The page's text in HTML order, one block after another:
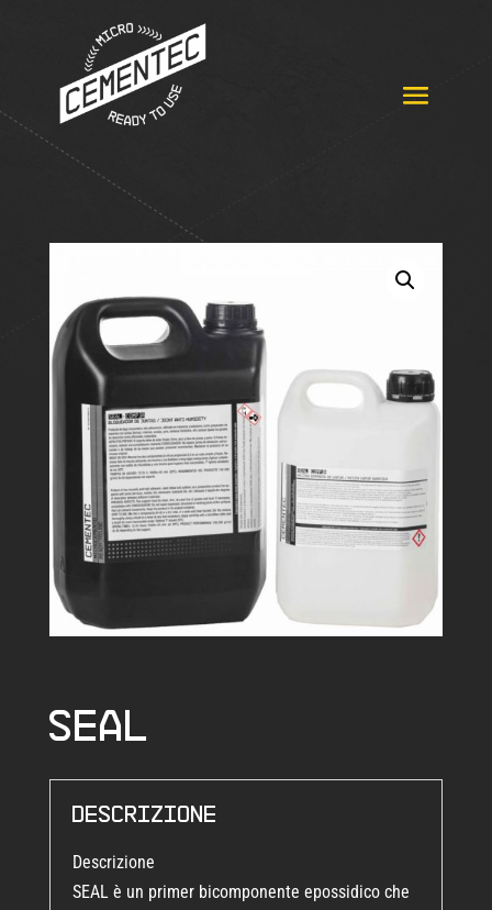
Seal
Descrizione
Descrizione
SEAL è un primer bicomponente epossidico che